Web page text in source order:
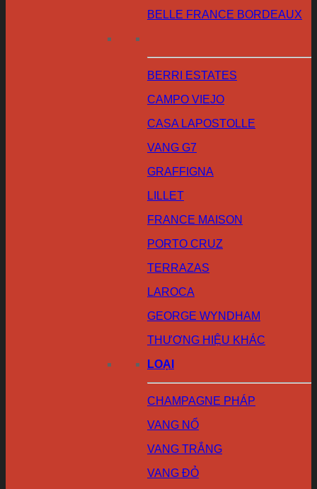
BELLE FRANCE BORDEAUX
BERRI ESTATES
CAMPO VIEJO
CASA LAPOSTOLLE
VANG G7
GRAFFIGNA
LILLET
FRANCE MAISON
PORTO CRUZ
TERRAZAS
LAROCA
GEORGE WYNDHAM
THƯƠNG HIỆU KHÁC
LOẠI
CHAMPAGNE PHÁP
VANG NỔ
VANG TRẮNG
VANG ĐỎ